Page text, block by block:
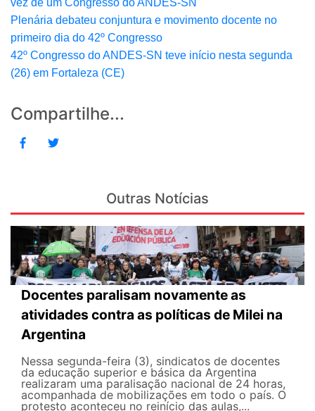
vez de um Congresso do ANDES-SN
Plenária debateu conjuntura e movimento docente no
primeiro dia do 42º Congresso
42º Congresso do ANDES-SN teve início nesta segunda
(26) em Fortaleza (CE)
Compartilhe...
Outras Notícias
Docentes paralisam novamente as
atividades contra as políticas de Milei na
Argentina
Nessa segunda-feira (3), sindicatos de docentes
da educação superior e básica da Argentina
realizaram uma paralisação nacional de 24 horas,
acompanhada de mobilizações em todo o país. O
protesto aconteceu no reinício das aulas,...